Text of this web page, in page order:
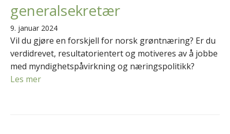
generalsekretær
9. januar 2024
Vil du gjøre en forskjell for norsk grøntnæring? Er du
verdidrevet, resultatorientert og motiveres av å jobbe
med myndighetspåvirkning og næringspolitikk?
Les mer